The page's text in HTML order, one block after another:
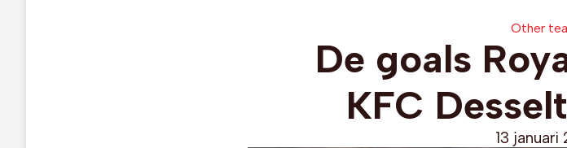
Other
De goals
KFC
13 januari